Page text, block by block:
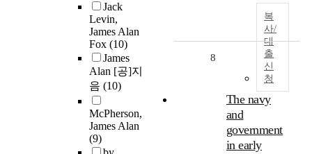
Jack
Levin,
James Alan
Fox (10)
James
Alan [공]지
음 (10)
McPherson,
James Alan
(9)
복
사/
대
출
신
청
8
The navy
and
government
in early